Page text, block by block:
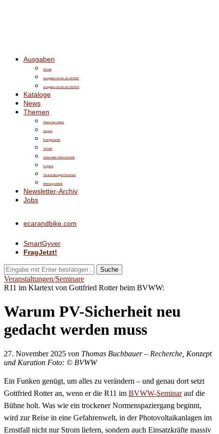
Ausgaben
Aktuell
Ausgaben-Archiv ab 10/2022
Ausgaben-Archiv bis 09/2022
Kataloge
News
Themen
Deutscher Markt
Service
Energiewende
Technik
Industrielle Elektrotechnik
Projekte
Veranstaltungen/Seminare
Meinungsvielfalt
Newsletter-Archiv
Jobs
ecarandbike.com
SmartGyver
FragJetzt!
Suche
Veranstaltungen/Seminare
R11 im Klartext von Gottfried Rotter beim BVWW:
Warum PV-Sicherheit neu
gedacht werden muss
27. November 2025 von Thomas Buchbauer – Recherche, Konzept
und Kuration Foto: © BVWW
Ein Funken genügt, um alles zu verändern – und genau dort setzt
Gottfried Rotter an, wenn er die R11 im BVWW-Seminarauf die
Bühne holt. Was wie ein trockener Normenspaziergang beginnt,
wird zur Reise in eine Gefahrenwelt, in der Photovoltaikanlagen im
Ernstfall nicht nur Strom liefern, sondern auch Einsatzkräfte massiv